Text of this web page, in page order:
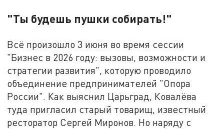
"Ты будешь пушки собирать!"
Всё произошло 3 июня во время сессии
"Бизнес в 2026 году: вызовы, возможности и
стратегии развития", которую проводило
объединение предпринимателей "Опора
России". Как выяснил Царьград, Ковалёва
туда пригласил старый товарищ, известный
ресторатор Сергей Миронов. Но наряду с